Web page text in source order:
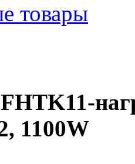
товары
1100W